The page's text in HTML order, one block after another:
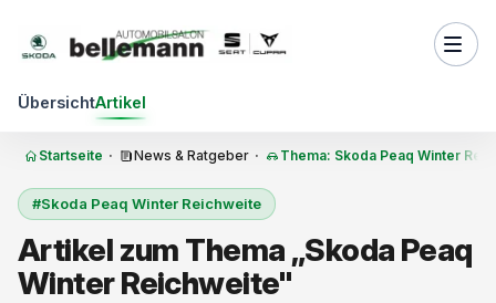
ÜbersichtArtikel
Startseite · News & Ratgeber · Thema: Skoda Peaq Winter
#Skoda Peaq Winter Reichweite
Artikel zum Thema „Skoda Peaq
Winter Reichweite"